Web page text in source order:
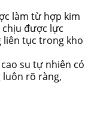
làm từ hợp kim
được lực
liên tục trong kho
su tự nhiên có
rõ ràng,